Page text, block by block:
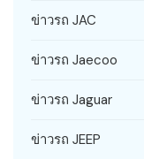
ข่าวรถ JAC
ข่าวรถ Jaecoo
ข่าวรถ Jaguar
ข่าวรถ JEEP